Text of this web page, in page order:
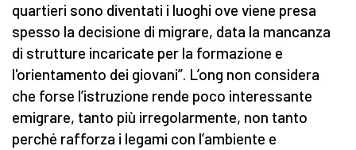
quartieri sono diventati i luoghi ove viene presa
spesso la decisione di migrare, data la mancanza
di strutture incaricate per la formazione e
l'orientamento dei giovani”. L’ong non considera
che forse l’istruzione rende poco interessante
emigrare, tanto più irregolarmente, non tanto
perché rafforza i legami con l’ambiente e